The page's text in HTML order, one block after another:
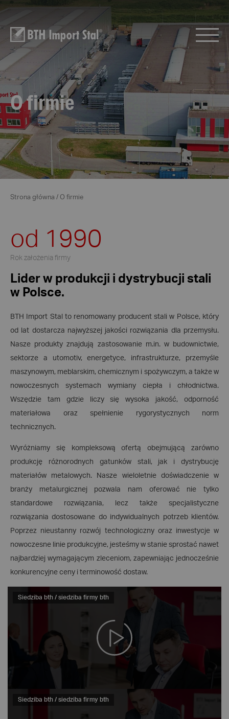
O firmie
Strona główna / O firmie
od 1990
Rok założenia firmy
Lider w produkcji i dystrybucji stali
w Polsce.
BTH Import Stal to renomowany producent stali w Polsce, który
od lat dostarcza najwyższej jakości rozwiązania dla przemysłu.
Nasze produkty znajdują zastosowanie m.in. w budownictwie,
sektorze a utomotiv, energetyce, infrastrukturze, przemyśle
maszynowym, meblarskim, chemicznym i spożywczym, a także w
nowoczesnych systemach wymiany ciepła i chłodnictwa.
Wszędzie tam gdzie liczy się wysoka jakość, odporność
materiałowa oraz spełnienie rygorystycznych norm
technicznych.
Wyróżniamy się kompleksową ofertą obejmującą zarówno
produkcję różnorodnych gatunków stali, jak i dystrybucję
materiałów metalowych. Nasze wieloletnie doświadczenie w
branży metalurgicznej pozwala nam oferować nie tylko
standardowe rozwiązania, lecz także specjalistyczne
rozwiązania dostosowane do indywidualnych potrzeb klientów.
Poprzez nieustanny rozwój technologiczny oraz inwestycje w
nowoczesne linie produkcyjne, jesteśmy w stanie sprostać nawet
najbardziej wymagającym zleceniom, zapewniając jednocześnie
konkurencyjne ceny i terminowość dostaw.
Siedziba bth / siedziba firmy bth
Siedziba bth / siedziba firmy bth